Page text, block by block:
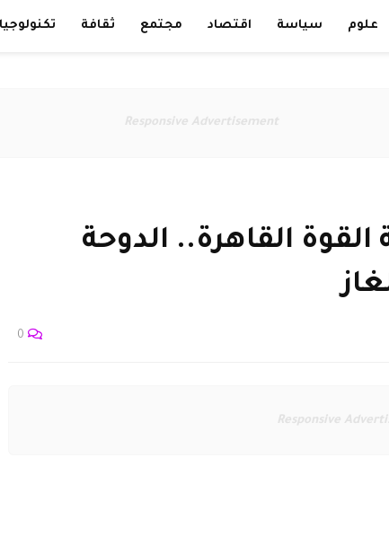
علوم سياسة اقتصاد مجتمع ثقافة
Responsive Advertisement
القاهرة.. الدوحة
0
Responsive